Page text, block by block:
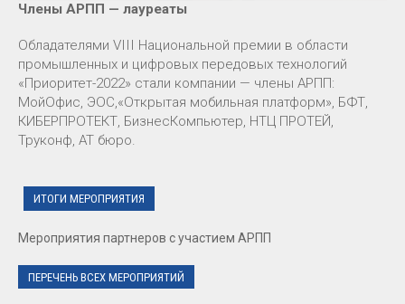
Члены АРПП — лауреаты
Обладателями VIII Национальной премии в области
промышленных и цифровых передовых технологий
«Приоритет-2022» стали компании — члены АРПП:
МойОфис, ЭОС,«Открытая мобильная платформ», БФТ,
КИБЕРПРОТЕКТ, БизнесКомпьютер, НТЦ ПРОТЕЙ,
Труконф, АТ бюро.
ИТОГИ МЕРОПРИЯТИЯ
Мероприятия партнеров с участием АРПП
ПЕРЕЧЕНЬ ВСЕХ МЕРОПРИЯТИЙ